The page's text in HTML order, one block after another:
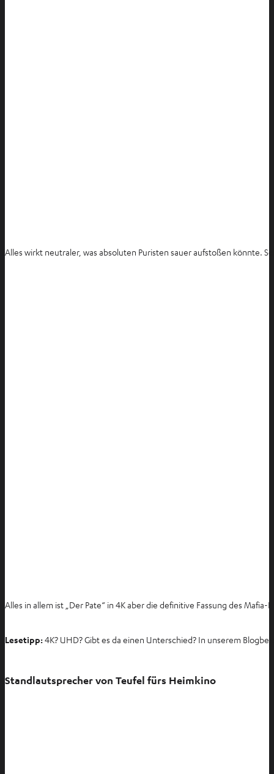
Alles wirkt neutraler, was absoluten Puristen sauer aufstoßen könnte.
Alles in allem ist „Der Pate“ in 4K aber die definitive Fassung des Mafia-
Lesetipp:4K? UHD? Gibt es da einen Unterschied? In unserem
Standlautsprecher von Teufel fürs Heimkino